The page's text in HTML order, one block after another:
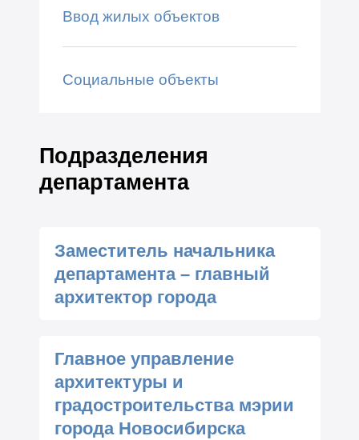
Ввод жилых объектов
Социальные объекты
Подразделения
департамента
Заместитель начальника
департамента – главный
архитектор города
Главное управление
архитектуры и
градостроительства мэрии
города Новосибирска